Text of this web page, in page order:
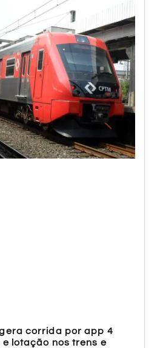
corrida por app 4
lotação nos trens e